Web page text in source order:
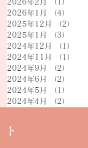
2026年2月
（1）
2026年1月
（4）
2025年12月
（2）
2025年1月
（3）
2024年12月
（1）
2024年11月
（1）
2024年9月
（2）
2024年6月
（2）
2024年5月
（1）
2024年4月
（2）